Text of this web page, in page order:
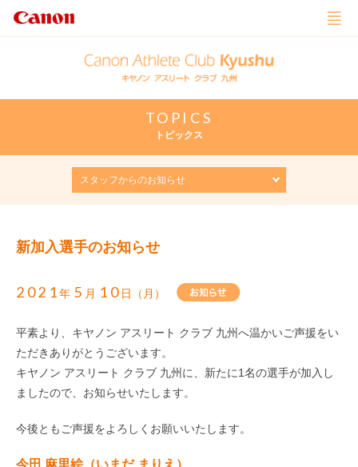
TOPICS
トピックス
新加入選手のお知らせ
2021年 5 月 10 日（月）
平素より、キヤノン アスリート クラブ 九州へ温かいご声援をい
ただきありがとうございます。
キヤノン アスリート クラブ 九州に、新たに1名の選手が加入し
ましたので、お知らせいたします。
今後ともご声援をよろしくお願いいたします。
今田 麻里絵（いまだ まりえ）